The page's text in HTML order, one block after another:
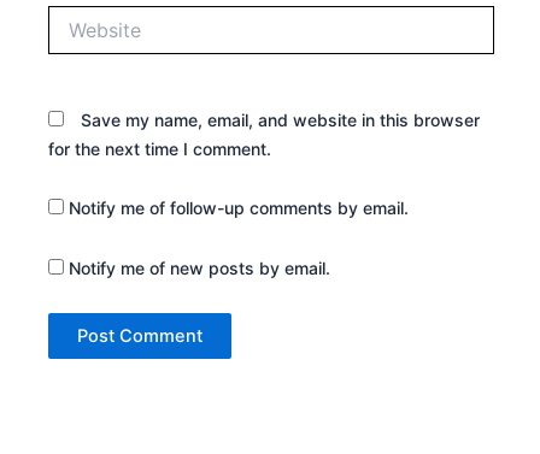
Save my name, email, and website in this browser
for the next time I comment.
Notify me of follow-up comments by email.
Notify me of new posts by email.